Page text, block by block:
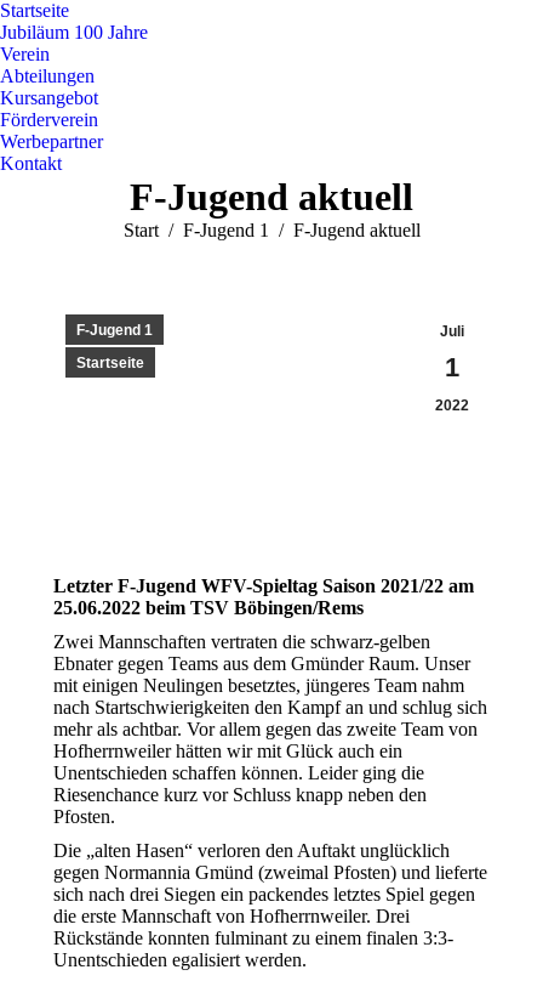
Startseite
Jubiläum 100 Jahre
Verein
Abteilungen
Kursangebot
Förderverein
Werbepartner
Kontakt
F-Jugend aktuell
Sie befinden sich hier:
Start F-Jugend 1 F-Jugend aktuell
Juli
1
2022
F-Jugend 1
Startseite
Letzter F-Jugend WFV-Spieltag Saison 2021/22 am
25.06.2022 beim TSV Böbingen/Rems
Zwei Mannschaften vertraten die schwarz-gelben
Ebnater gegen Teams aus dem Gmünder Raum. Unser
mit einigen Neulingen besetztes, jüngeres Team nahm
nach Startschwierigkeiten den Kampf an und schlug sich
mehr als achtbar. Vor allem gegen das zweite Team von
Hofherrnweiler hätten wir mit Glück auch ein
Unentschieden schaffen können. Leider ging die
Riesenchance kurz vor Schluss knapp neben den
Pfosten.
Die „alten Hasen“ verloren den Auftakt unglücklich
gegen Normannia Gmünd (zweimal Pfosten) und lieferte
sich nach drei Siegen ein packendes letztes Spiel gegen
die erste Mannschaft von Hofherrnweiler. Drei
Rückstände konnten fulminant zu einem finalen 3:3-
Unentschieden egalisiert werden.